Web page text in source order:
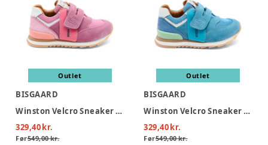
Outlet
BISGAARD
Winston Velcro Sneaker - Violet
329,40 kr.
Før549,00 kr.
Outlet
BISGAARD
Winston Velcro Sneaker - Sky
329,40 kr.
Før549,00 kr.